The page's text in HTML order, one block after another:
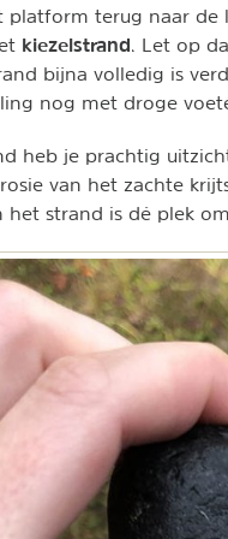
platform terug naar de
kiezelstrand . Let op
bijna volledig is
nog met droge
heb je prachtig
van het zachte
het strand is dé plek